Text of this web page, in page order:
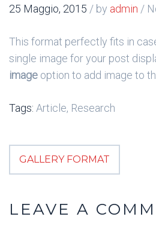
25 Maggio, 2015 / by admin /
This format perfectly fits in
single image for your post
image option to add image to
Tags: Article, Research
GALLERY FORMAT
LEAVE A